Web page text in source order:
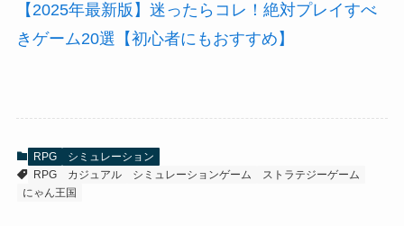
【2025年最新版】迷ったらコレ！絶対プレイすべ
きゲーム20選【初心者にもおすすめ】
RPG
シミュレーション
RPG
カジュアル シミュレーションゲーム
ストラテジーゲーム
にゃん王国